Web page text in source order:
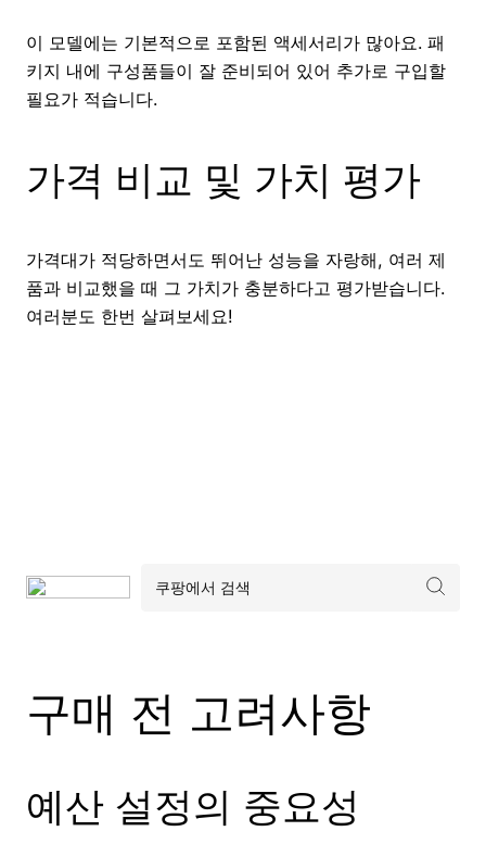
이 모델에는 기본적으로 포함된 액세서리가 많아요. 패
키지 내에 구성품들이 잘 준비되어 있어 추가로 구입할
필요가 적습니다.
가격 비교 및 가치 평가
가격대가 적당하면서도 뛰어난 성능을 자랑해, 여러 제
품과 비교했을 때 그 가치가 충분하다고 평가받습니다.
여러분도 한번 살펴보세요!
구매 전 고려사항
예산 설정의 중요성